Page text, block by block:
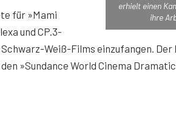
erhielt einen
ihre
für »Mami
und CP.3-
Weiß-Films einzufangen. Der
»Sundance World Cinema